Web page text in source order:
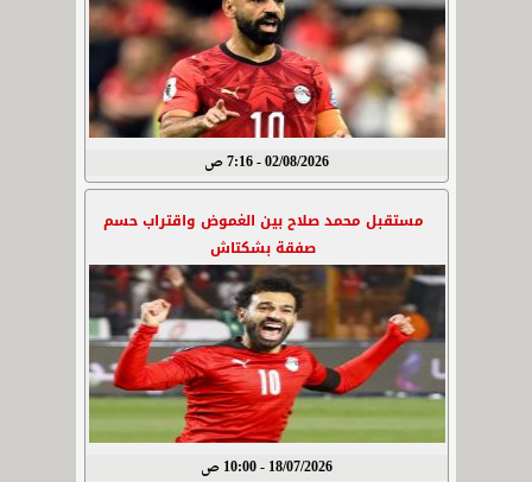
02/08/2026 - 7:16 ص
مستقبل محمد صلاح بين الغموض واقتراب حسم
صفقة بشكتاش
18/07/2026 - 10:00 ص